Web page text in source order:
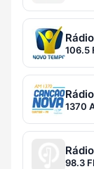
106.5
1370
98.3